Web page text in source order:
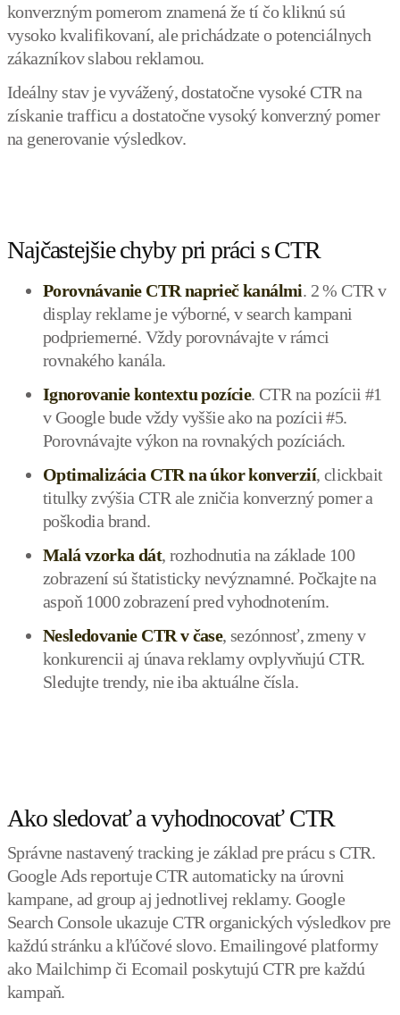
konverzným pomerom znamená že tí čo kliknú sú
vysoko kvalifikovaní, ale prichádzate o potenciálnych
zákazníkov slabou reklamou.
Ideálny stav je vyvážený, dostatočne vysoké CTR na
získanie trafficu a dostatočne vysoký konverzný pomer
na generovanie výsledkov.
Najčastejšie chyby pri práci s CTR
Porovnávanie CTR naprieč kanálmi. 2 % CTR v
display reklame je výborné, v search kampani
podpriemerné. Vždy porovnávajte v rámci
rovnakého kanála.
Ignorovanie kontextu pozície. CTR na pozícii #1
v Google bude vždy vyššie ako na pozícii #5.
Porovnávajte výkon na rovnakých pozíciách.
Optimalizácia CTR na úkor konverzií, clickbait
titulky zvýšia CTR ale zničia konverzný pomer a
poškodia brand.
Malá vzorka dát, rozhodnutia na základe 100
zobrazení sú štatisticky nevýznamné. Počkajte na
aspoň 1000 zobrazení pred vyhodnotením.
Nesledovanie CTR v čase, sezónnosť, zmeny v
konkurencii aj únava reklamy ovplyvňujú CTR.
Sledujte trendy, nie iba aktuálne čísla.
Ako sledovať a vyhodnocovať CTR
Správne nastavený tracking je základ pre prácu s CTR.
Google Ads reportuje CTR automaticky na úrovni
kampane, ad group aj jednotlivej reklamy. Google
Search Console ukazuje CTR organických výsledkov pre
každú stránku a kľúčové slovo. Emailingové platformy
ako Mailchimp či Ecomail poskytujú CTR pre každú
kampaň.